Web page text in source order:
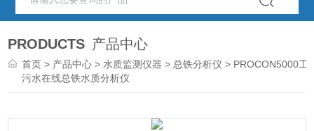
PRODUCTS 产品中心
首页 > 产品中心 > 水质监测仪器 > 总铁分析仪 > PROCON5000工
污水在线总铁水质分析仪